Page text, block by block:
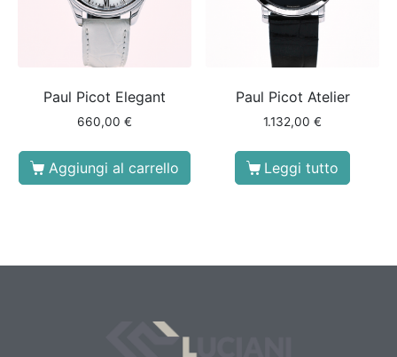
Paul Picot Elegant
660,00 €
Aggiungi al carrello
Paul Picot Atelier
1.132,00€
Leggi tutto